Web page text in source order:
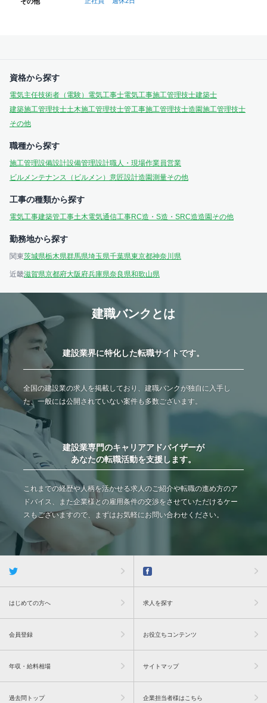
資格から探す
電気主任技術者（電験） 電気工事士電気工事施工管理技士建築士
建築施工管理技士土木施工管理技士管工事施工管理技士造園施工管理技士
その他
職種から探す
施工管理設備設計設備管理設計職人・現場作業員営業
ビルメンテナンス（ビルメン） 意匠設計造園測量その他
工事の種類から探す
電気工事建築管工事土木電気通信工事RC造・S造・SRC造造園 その他
勤務地から探す
関東茨城県栃木県群馬県埼玉県千葉県東京都神奈川県
近畿滋賀県京都府大阪府兵庫県奈良県和歌山県
建職バンクとは
建設業界に特化した転職サイトです。
全国の建設業の求人を掲載しており、建職バンクが独自に入手し
た、一般には公開されていない案件も多数ございます。
建設業専門のキャリアアドバイザーが
あなたの転職活動を支援します。
これまでの経歴や人柄を活かせる求人のご紹介や転職の進め方のア
ドバイス、また企業様との雇用条件の交渉をさせていただけるケー
スもございますので、まずはお気軽にお問い合わせください。
はじめての方へ 求人を探す
会員登録 お役立ちコンテンツ
年収・給料相場 サイトマップ
過去問トップ 企業担当者様はこちら